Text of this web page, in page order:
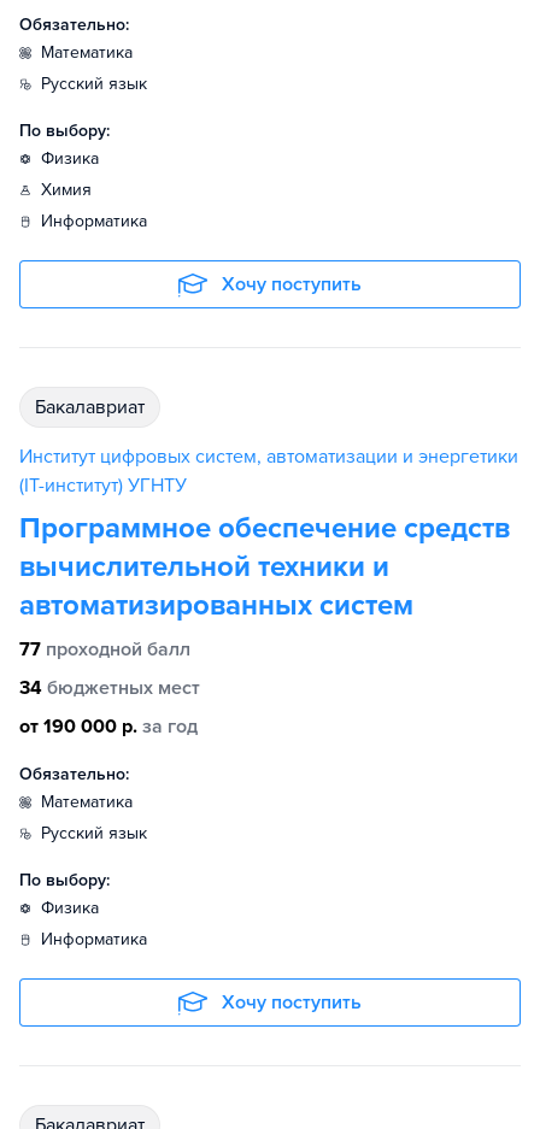
Обязательно:
математика
русский язык
По выбору:
физика
химия
информатика
Хочу поступить
бакалавриат
Институт цифровых систем, автоматизации и энергетики
(IT-институт) УГНТУ
Программное обеспечение средств
вычислительной техники и
автоматизированных систем
77 проходной балл
34 бюджетных мест
от 190 000 р. за год
Обязательно:
математика
русский язык
По выбору:
физика
информатика
Хочу поступить